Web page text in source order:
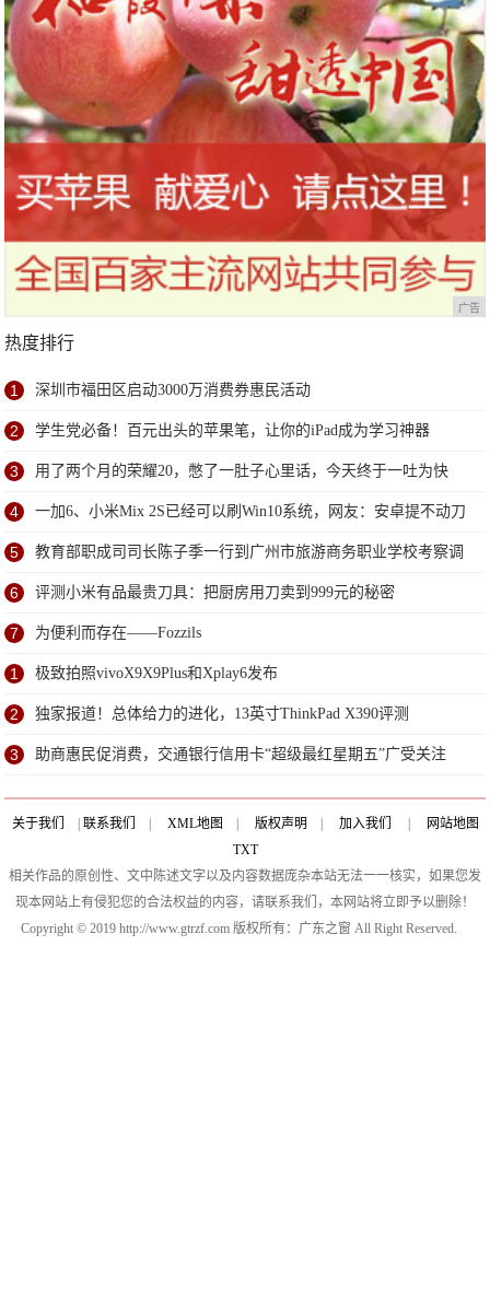
广告
热度排行
1 深圳市福田区启动3000万消费券惠民活动
2 学生党必备！百元出头的苹果笔，让你的iPad成为学习神器
3 用了两个月的荣耀20，憋了一肚子心里话，今天终于一吐为快
4 一加6、小米Mix 2S已经可以刷Win10系统，网友：安卓提不动刀
了？
5 教育部职成司司长陈子季一行到广州市旅游商务职业学校考察调
研
6 评测小米有品最贵刀具：把厨房用刀卖到999元的秘密
7 为便利而存在——Fozzils
1 极致拍照vivoX9X9Plus和Xplay6发布
2 独家报道！总体给力的进化，13英寸ThinkPad X390评测
3 助商惠民促消费，交通银行信用卡“超级最红星期五”广受关注
关于我们 | 联系我们 | XML地图 | 版权声明 | 加入我们 |
网站地图
TXT
相关作品的原创性、文中陈述文字以及内容数据庞杂本站无法一一核实，如果您发
现本网站上有侵犯您的合法权益的内容，请联系我们，本网站将立即予以删除！
Copyright © 2019 http://www.gtrzf.com 版权所有：广东之窗 All Right Reserved.